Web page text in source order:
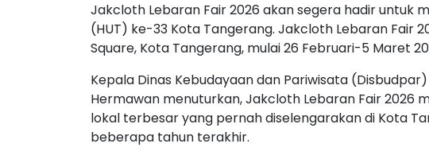
Jakcloth Lebaran Fair 2026 akan segera hadir untuk
(HUT) ke-33 Kota Tangerang. Jakcloth Lebaran Fair
Square, Kota Tangerang, mulai 26 Februari-5 Maret
Kepala Dinas Kebudayaan dan Pariwisata
Hermawan menuturkan, Jakcloth Lebaran Fair 2026
lokal terbesar yang pernah diselengarakan di Kota
beberapa tahun terakhir.